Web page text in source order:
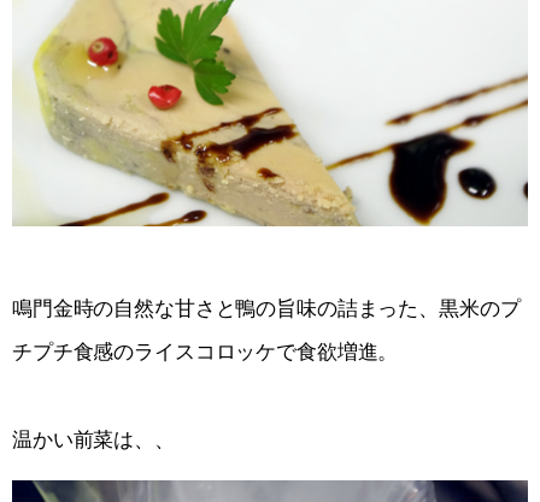
鳴門金時の自然な甘さと鴨の旨味の詰まった、黒米のプ
チプチ食感のライスコロッケで食欲増進。
温かい前菜は、、